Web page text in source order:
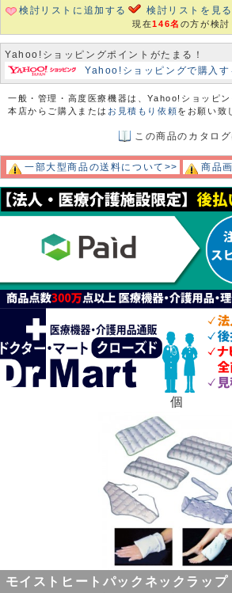
検討リストに追加する 検討リストを見る
現在146名 の方が検討
Yahoo!ショッピングポイントがたまる！
Yahoo!ショッピングで購入す
一般・管理・高度医療機器は、Yahoo!ショッピン
本店からご購入または お見積もり依頼をお願い致
この商品のカタロ
一部大型商品の送料について>> 商品
個
モイストヒートパックネックラッ